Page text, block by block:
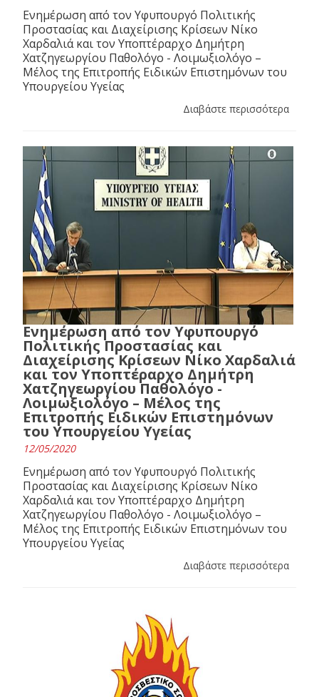
Ενημέρωση από τον Υφυπουργό Πολιτικής
Προστασίας και Διαχείρισης Κρίσεων Νίκο
Χαρδαλιά και τον Υποπτέραρχο Δημήτρη
Χατζηγεωργίου Παθολόγο - Λοιμωξιολόγο –
Μέλος της Επιτροπής Ειδικών Επιστημόνων του
Υπουργείου Υγείας
Διαβάστε περισσότερα
Ενημέρωση από τον Υφυπουργό
Πολιτικής Προστασίας και
Διαχείρισης Κρίσεων Νίκο Χαρδαλιά
και τον Υποπτέραρχο Δημήτρη
Χατζηγεωργίου Παθολόγο -
Λοιμωξιολόγο – Μέλος της
Επιτροπής Ειδικών Επιστημόνων
του Υπουργείου Υγείας
12/05/2020
Ενημέρωση από τον Υφυπουργό Πολιτικής
Προστασίας και Διαχείρισης Κρίσεων Νίκο
Χαρδαλιά και τον Υποπτέραρχο Δημήτρη
Χατζηγεωργίου Παθολόγο - Λοιμωξιολόγο –
Μέλος της Επιτροπής Ειδικών Επιστημόνων του
Υπουργείου Υγείας
Διαβάστε περισσότερα